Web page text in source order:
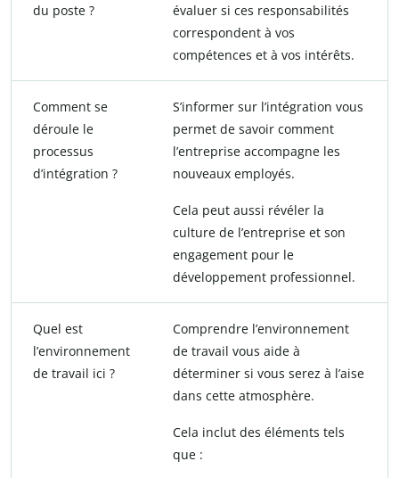
du poste ?
évaluer si ces responsabilités
correspondent à vos
compétences et à vos intérêts.
Comment se
déroule le
processus
d’intégration ?
S’informer sur l’intégration vous
permet de savoir comment
l’entreprise accompagne les
nouveaux employés.
Cela peut aussi révéler la
culture de l’entreprise et son
engagement pour le
développement professionnel.
Quel est
l’environnement
de travail ici ?
Comprendre l’environnement
de travail vous aide à
déterminer si vous serez à l’aise
dans cette atmosphère.
Cela inclut des éléments tels
que :